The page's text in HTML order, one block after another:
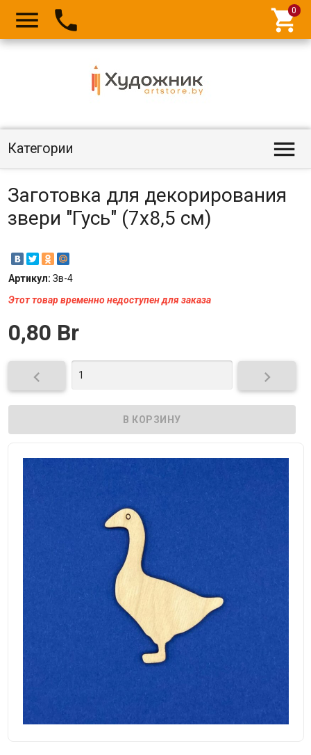
  
Категории 
Заготовка для декорирования
звери "Гусь" (7х8,5 см)
Артикул: Зв-4
Этот товар временно недоступен для заказа
0,80 Br
 